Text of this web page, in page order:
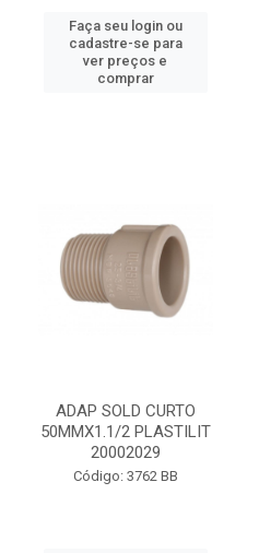
Faça seu login ou
cadastre-se para
ver preços e
comprar
ADAP SOLD CURTO
50MMX1.1/2 PLASTILIT
20002029
Código: 3762 BB